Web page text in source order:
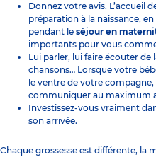
Donnez votre avis. L’accueil
préparation à la naissance, en
pendant le séjour en
importants pour vous
Lui parler, lui faire écouter de
chansons… Lorsque votre
le ventre de votre
communiquer au maximum
Investissez-vous vraiment
son arrivée.
Chaque grossesse est différente, la